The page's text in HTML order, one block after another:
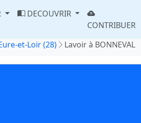
DECOUVRIR
CONTRIBUER
et-Loir (28) Lavoir à BONNEVAL